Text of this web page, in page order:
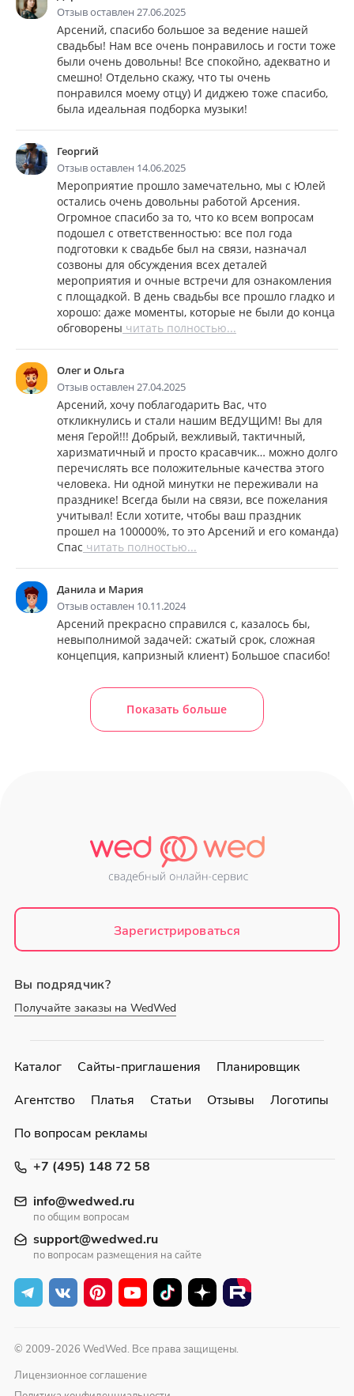
Отзыв оставлен 27.06.2025
Арсений, спасибо большое за ведение нашей
свадьбы! Нам все очень понравилось и гости тоже
были очень довольны! Все спокойно, адекватно и
смешно! Отдельно скажу, что ты очень
понравился моему отцу) И диджею тоже спасибо,
была идеальная подборка музыки!
Георгий
Отзыв оставлен 14.06.2025
Мероприятие прошло замечательно, мы с Юлей
остались очень довольны работой Арсения.
Огромное спасибо за то, что ко всем вопросам
подошел с ответственностью: все пол года
подготовки к свадьбе был на связи, назначал
созвоны для обсуждения всех деталей
мероприятия и очные встречи для ознакомления
с площадкой. В день свадьбы все прошло гладко и
хорошо: даже моменты, которые не были до конца
обговорены читать полностью...
Олег и Ольга
Отзыв оставлен 27.04.2025
Арсений, хочу поблагодарить Вас, что
откликнулись и стали нашим ВЕДУЩИМ! Вы для
меня Герой!!! Добрый, вежливый, тактичный,
харизматичный и просто красавчик… можно долго
перечислять все положительные качества этого
человека. Ни одной минутки не переживали на
празднике! Всегда были на связи, все пожелания
учитывал! Если хотите, чтобы ваш праздник
прошел на 100000%, то это Арсений и его команда)
Спас читать полностью...
Данила и Мария
Отзыв оставлен 10.11.2024
Арсений прекрасно справился с, казалось бы,
невыполнимой задачей: сжатый срок, сложная
концепция, капризный клиент) Большое спасибо!
Показать больше
Зарегистрироваться
Вы подрядчик?
Получайте заказы на WedWed
+7 (495) 148 72 58
info@wedwed.ru
по общим вопросам
support@wedwed.ru
по вопросам размещения на сайте
Каталог Сайты-приглашения
Планировщик
Агентство
Платья Статьи Отзывы
Логотипы
По вопросам рекламы
© 2009-2026 WedWed. Все права защищены.
Лицензионное соглашение